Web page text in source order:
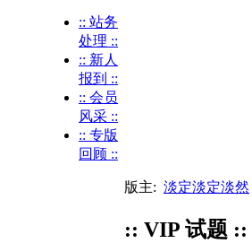
:: 站务
处理 ::
:: 新人
报到 ::
:: 会员
风采 ::
:: 专版
回顾 ::
版主: 淡定淡定淡然
:: VIP 试题 ::